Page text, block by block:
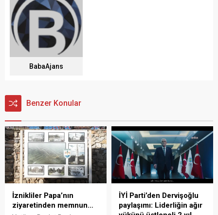
BabaAjans
Benzer Konular
İznikliler Papa’nın
ziyaretinden memnun…
İYİ Parti’den Dervişoğlu
paylaşımı: Liderliğin ağır